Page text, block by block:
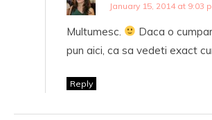
January 15, 2014 at 9:03
Multumesc.
Daca o
pun aici, ca sa vedeti exact
Reply